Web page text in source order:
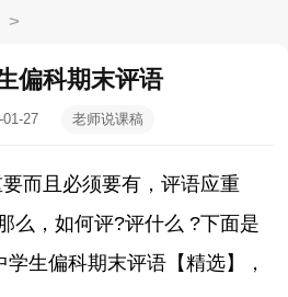
>
偏科期末评语
01-27
老师说课稿
要而且必须要有，评语应重
么，如何评?评什么 ?下面是
生偏科期末评语【精选】
，